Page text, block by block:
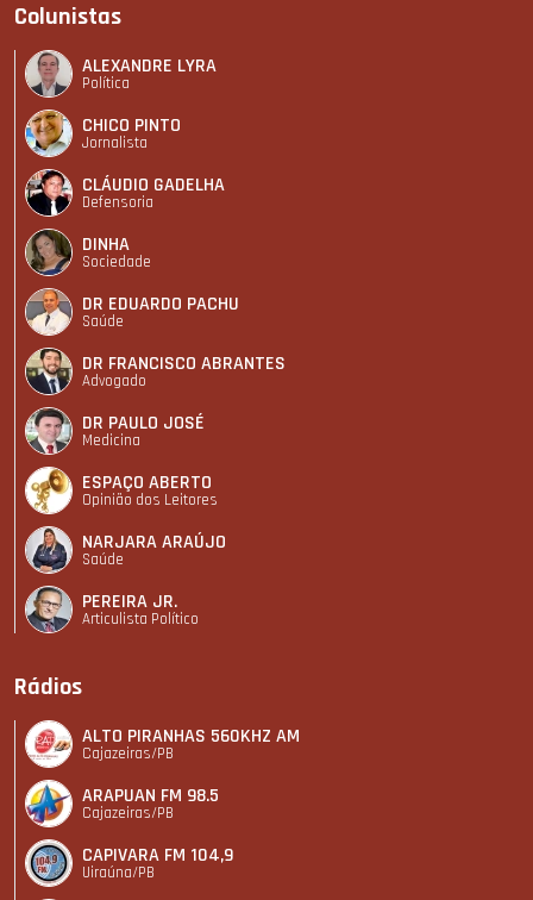
Colunistas
ALEXANDRE LYRA
Política
CHICO PINTO
Jornalista
CLÁUDIO GADELHA
Defensoria
DINHA
Sociedade
DR EDUARDO PACHU
Saúde
DR FRANCISCO ABRANTES
Advogado
DR PAULO JOSÉ
Medicina
ESPAÇO ABERTO
Opinião dos Leitores
NARJARA ARAÚJO
Saúde
PEREIRA JR.
Articulista Polí­tico
Rádios
ALTO PIRANHAS 560KHZ AM
Cajazeiras/PB
ARAPUAN FM 98.5
Cajazeiras/PB
CAPIVARA FM 104,9
Uiraúna/PB